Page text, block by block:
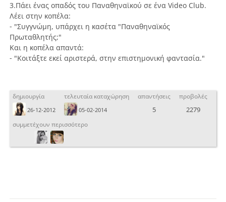
3.Πάει ένας οπαδός του Παναθηναϊκού σε ένα Video Club.
Λέει στην κοπέλα:
- "Συγγνώμη, υπάρχει η κασέτα "Παναθηναϊκός
Πρωταθλητής;"
Και η κοπέλα απαντά:
- "Κοιτάξτε εκεί αριστερά, στην επιστημονική φαντασία."
δημιουργία
26-12-2012
τελευταία καταχώρηση
05-02-2014
απαντήσεις
5
προβολές
2279
συμμετέχουν περισσότερο